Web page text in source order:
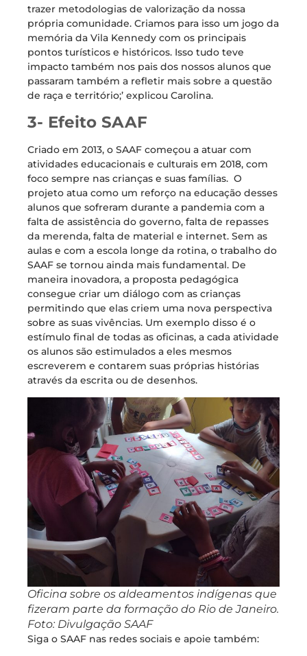
trazer metodologias de valorização da nossa
própria comunidade. Criamos para isso um jogo da
memória da Vila Kennedy com os principais
pontos turísticos e históricos. Isso tudo teve
impacto também nos pais dos nossos alunos que
passaram também a refletir mais sobre a questão
de raça e território;’ explicou Carolina.
3- Efeito SAAF
Criado em 2013, o SAAF começou a atuar com
atividades educacionais e culturais em 2018, com
foco sempre nas crianças e suas famílias. O
projeto atua como um reforço na educação desses
alunos que sofreram durante a pandemia com a
falta de assistência do governo, falta de repasses
da merenda, falta de material e internet. Sem as
aulas e com a escola longe da rotina, o trabalho do
SAAF se tornou ainda mais fundamental. De
maneira inovadora, a proposta pedagógica
consegue criar um diálogo com as crianças
permitindo que elas criem uma nova perspectiva
sobre as suas vivências. Um exemplo disso é o
estímulo final de todas as oficinas, a cada atividade
os alunos são estimulados a eles mesmos
escreverem e contarem suas próprias histórias
através da escrita ou de desenhos.
Oficina sobre os aldeamentos indígenas que
fizeram parte da formação do Rio de Janeiro.
Foto: Divulgação SAAF
Siga o SAAF nas redes sociais e apoie também: